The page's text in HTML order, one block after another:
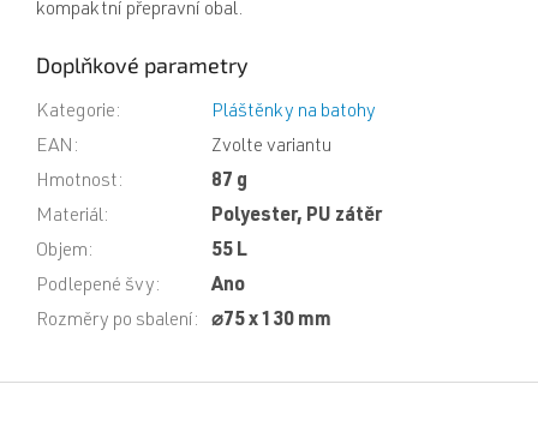
kompaktní přepravní obal.
Doplňkové parametry
Kategorie:
Pláštěnky na batohy
EAN :
Zvolte variantu
Hmotnost:
87 g
Materiál:
Polyester, PU zátěr
Objem:
55 L
Podlepené švy:
Ano
Rozměry po sbalení : ⌀75 x 130 mm